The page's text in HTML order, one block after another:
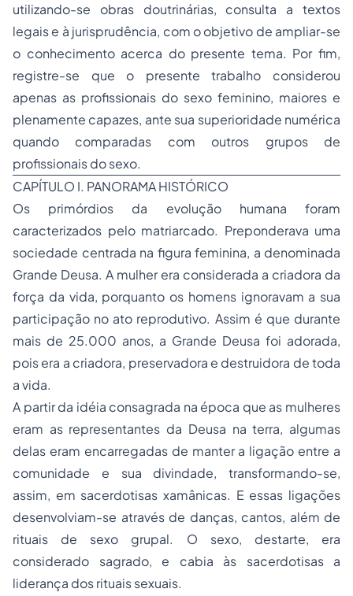
utilizando-se obras doutrinárias, consulta a textos
legais e à jurisprudência, com o objetivo de ampliar-se
o conhecimento acerca do presente tema. Por fim,
registre-se que o presente trabalho considerou
apenas as profissionais do sexo feminino, maiores e
plenamente capazes, ante sua superioridade numérica
quando comparadas com outros grupos de
profissionais do sexo.
CAPÍTULO I. PANORAMA HISTÓRICO
Os primórdios da evolução humana foram
caracterizados pelo matriarcado. Preponderava uma
sociedade centrada na figura feminina, a denominada
Grande Deusa. A mulher era considerada a criadora da
força da vida, porquanto os homens ignoravam a sua
participação no ato reprodutivo. Assim é que durante
mais de 25.000 anos, a Grande Deusa foi adorada,
pois era a criadora, preservadora e destruidora de toda
a vida.
A partir da idéia consagrada na época que as mulheres
eram as representantes da Deusa na terra, algumas
delas eram encarregadas de manter a ligação entre a
comunidade e sua divindade, transformando-se,
assim, em sacerdotisas xamânicas. E essas ligações
desenvolviam-se através de danças, cantos, além de
rituais de sexo grupal. O sexo, destarte, era
considerado sagrado, e cabia às sacerdotisas a
liderança dos rituais sexuais.